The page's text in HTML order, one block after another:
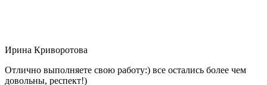
Ирина Криворотова
Отлично выполняете свою работу:) все остались более чем
довольны, респект!)